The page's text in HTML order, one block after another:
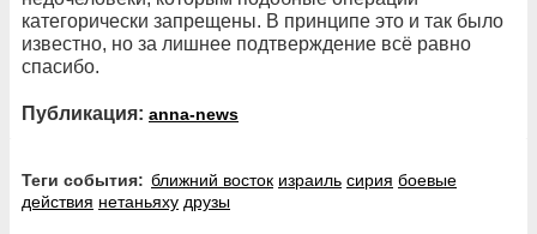
категорически запрещены. В принципе это и так было
известно, но за лишнее подтверждение всё равно
спасибо.
Публикация: anna-news
Теги события: ближний восток израиль сирия боевые
действия нетаньяху друзы